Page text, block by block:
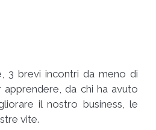
3 brevi incontri da meno di
apprendere, da chi ha avuto
il nostro business, le
vite.